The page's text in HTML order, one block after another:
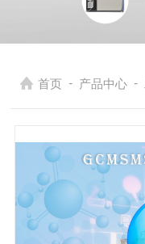
首页 - 产品中心 -